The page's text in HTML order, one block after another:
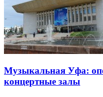
Музыкальная Уфа:
концертные залы